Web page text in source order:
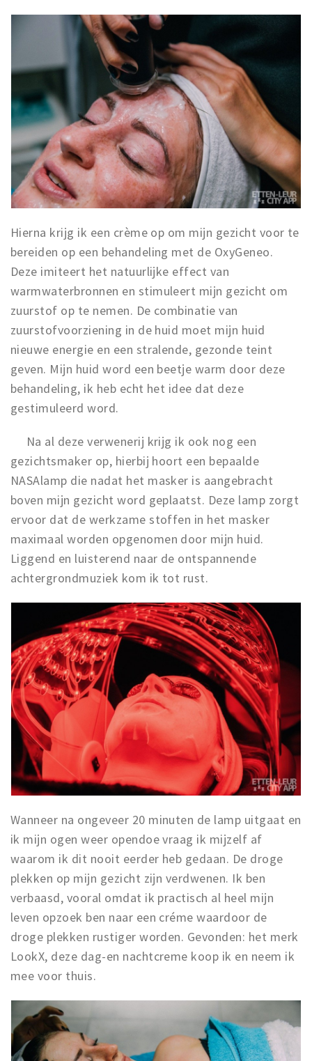
Hierna krijg ik een crème op om mijn gezicht voor te
bereiden op een behandeling met de OxyGeneo.
Deze imiteert het natuurlijke effect van
warmwaterbronnen en stimuleert mijn gezicht om
zuurstof op te nemen. De combinatie van
zuurstofvoorziening in de huid moet mijn huid
nieuwe energie en een stralende, gezonde teint
geven. Mijn huid word een beetje warm door deze
behandeling, ik heb echt het idee dat deze
gestimuleerd word.
Na al deze verwenerij krijg ik ook nog een
gezichtsmaker op, hierbij hoort een bepaalde
NASAlamp die nadat het masker is aangebracht
boven mijn gezicht word geplaatst. Deze lamp zorgt
ervoor dat de werkzame stoffen in het masker
maximaal worden opgenomen door mijn huid.
Liggend en luisterend naar de ontspannende
achtergrondmuziek kom ik tot rust.
Wanneer na ongeveer 20 minuten de lamp uitgaat en
ik mijn ogen weer opendoe vraag ik mijzelf af
waarom ik dit nooit eerder heb gedaan. De droge
plekken op mijn gezicht zijn verdwenen. Ik ben
verbaasd, vooral omdat ik practisch al heel mijn
leven opzoek ben naar een créme waardoor de
droge plekken rustiger worden. Gevonden: het merk
LookX, deze dag-en nachtcreme koop ik en neem ik
mee voor thuis.